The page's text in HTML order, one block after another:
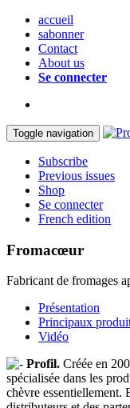
accueil
sabonner
Contact
About us
Se connecter
Toggle navigation
Subscribe
Previous issues
Shop
Se connecter
French edition
Fromacœur
Fabricant de fromages
Présentation
Principaux
Vidéo
Profil. Créée en
spécialisée dans les
chèvre essentiellement.